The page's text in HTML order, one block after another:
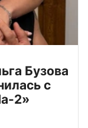
Бузова
с
2»